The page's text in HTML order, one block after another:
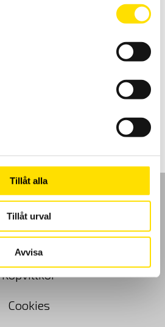
Tillåt alla
Tillåt urval
Avvisa
av rogowskityp. Mäter från 500
en bandbredd på 1 MHz och med en
Köpvillkor
Cookies